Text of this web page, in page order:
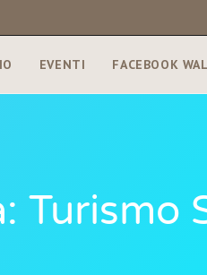
EVENTI FACEBOOK
Turismo